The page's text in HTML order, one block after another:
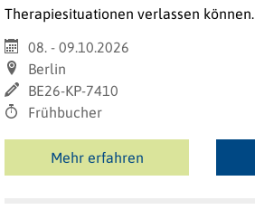
Therapiesituationen verlassen können.
08. - 09.10.2026
Berlin
BE26-KP-7410
Frühbucher
Mehr erfahren